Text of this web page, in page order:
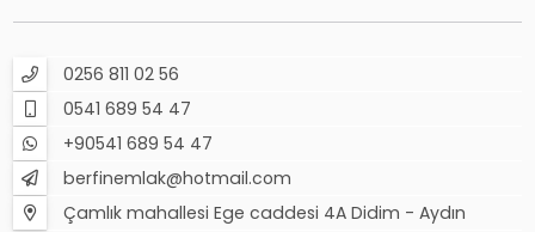
0256 811 02 56
0541 689 54 47
+90541 689 54 47
berfinemlak@hotmail.com
Çamlık mahallesi Ege caddesi 4A Didim - Aydın